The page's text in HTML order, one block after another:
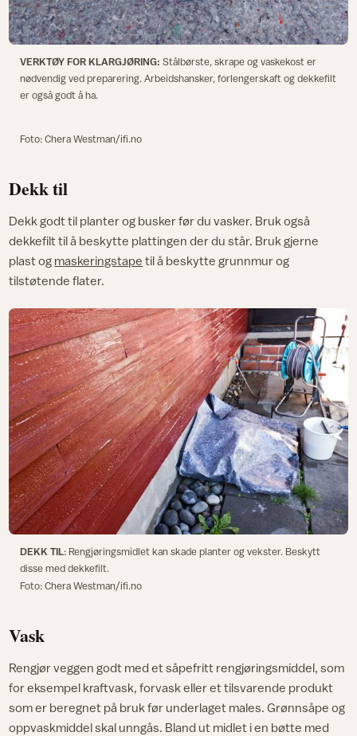
VERKTØY FOR KLARGJØRING: Stålbørste, skrape og vaskekost er
nødvendig ved preparering. Arbeidshansker, forlengerskaft og dekkefilt
er også godt å ha.
Foto: Chera Westman/ifi.no
Dekk til
Dekk godt til planter og busker før du vasker. Bruk også
dekkefilt til å beskytte plattingen der du står. Bruk gjerne
plast og maskeringstape til å beskytte grunnmur og
tilstøtende flater.
DEKK TIL: Rengjøringsmidlet kan skade planter og vekster. Beskytt
disse med dekkefilt.
Foto: Chera Westman/ifi.no
Vask
Rengjør veggen godt med et såpefritt rengjøringsmiddel, som
for eksempel kraftvask, forvask eller et tilsvarende produkt
som er beregnet på bruk før underlaget males. Grønnsåpe og
oppvaskmiddel skal unngås. Bland ut midlet i en bøtte med